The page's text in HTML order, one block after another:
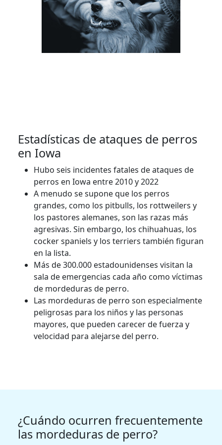
Estadísticas de ataques de perros
en Iowa
Hubo seis incidentes fatales de ataques de
perros en Iowa entre 2010 y 2022
A menudo se supone que los perros
grandes, como los pitbulls, los rottweilers y
los pastores alemanes, son las razas más
agresivas. Sin embargo, los chihuahuas, los
cocker spaniels y los terriers también figuran
en la lista.
Más de 300.000 estadounidenses visitan la
sala de emergencias cada año como víctimas
de mordeduras de perro.
Las mordeduras de perro son especialmente
peligrosas para los niños y las personas
mayores, que pueden carecer de fuerza y ​​
velocidad para alejarse del perro.
¿Cuándo ocurren frecuentemente
las mordeduras de perro?